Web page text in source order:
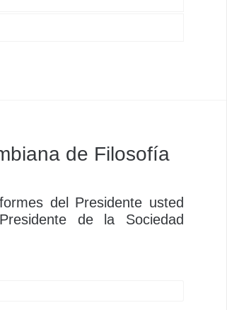
de Filosofía
del Presidente usted
de la Sociedad